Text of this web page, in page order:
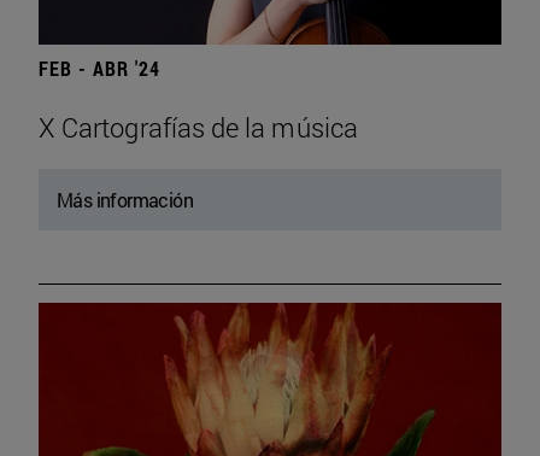
FEB - ABR '24
X Cartografías de la música
Más información